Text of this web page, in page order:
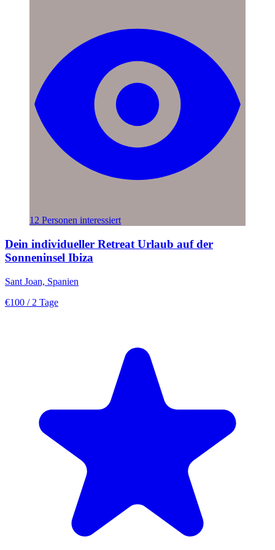
12 Personen interessiert
Dein individueller Retreat Urlaub auf der
Sonneninsel Ibiza
Sant Joan, Spanien
€100 / 2 Tage